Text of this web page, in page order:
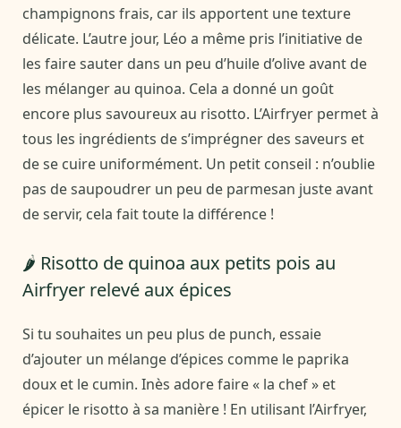
champignons frais, car ils apportent une texture
délicate. L’autre jour, Léo a même pris l’initiative de
les faire sauter dans un peu d’huile d’olive avant de
les mélanger au quinoa. Cela a donné un goût
encore plus savoureux au risotto. L’Airfryer permet à
tous les ingrédients de s’imprégner des saveurs et
de se cuire uniformément. Un petit conseil : n’oublie
pas de saupoudrer un peu de parmesan juste avant
de servir, cela fait toute la différence !
🌶️ Risotto de quinoa aux petits pois au
Airfryer relevé aux épices
Si tu souhaites un peu plus de punch, essaie
d’ajouter un mélange d’épices comme le paprika
doux et le cumin. Inès adore faire « la chef » et
épicer le risotto à sa manière ! En utilisant l’Airfryer,